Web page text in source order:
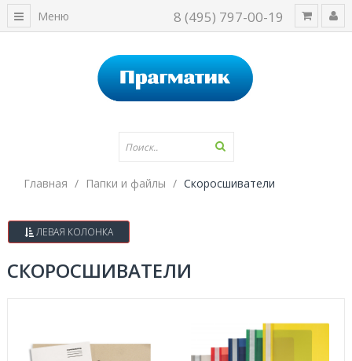
8 (495) 797-00-19
Меню
Главная Папки и файлы Скоросшиватели
ЛЕВАЯ КОЛОНКА
СКОРОСШИВАТЕЛИ